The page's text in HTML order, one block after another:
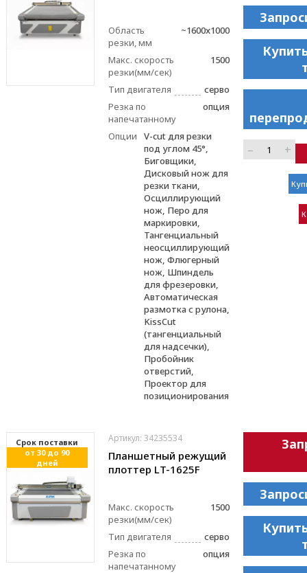
Область
резки, мм
~1600x1000
Макс. скорость
резки(мм/сек)
1500
Тип двигателя
серво
Резка по
напечатанному
опция
Опции
V-cut для резки
под углом 45°,
Биговщики,
Дисковый нож для
резки ткани,
Осциллирующий
нож, Перо для
маркировки,
Тангенциальный
неосциллирующий
нож, Флюгерный
нож, Шпиндель
для фрезеровки,
Автоматическая
размотка с рулона,
KissCut
(тангенциальный
для надсечки),
Пробойник
отверстий,
Проектор для
позиционирования
– +
Cрок поставки
от 30 до 90
дней
Артикул: 34235534
Планшетный режущий
плоттер LT-1625F
Макс. скорость
резки(мм/сек)
1500
Тип двигателя
серво
Резка по
напечатанному
опция